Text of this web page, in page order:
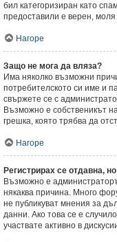
бил категоризиран като
предоставили е верен,
Нагоре
Защо не мога да вляза?
Има няколко възможни
потребителското си име и
свържете се с
Възможно е собственикът
грешка, която трябва да
Нагоре
Регистрирах се отдавна,
Възможно е
някаква причина. Много
не публикуват мнения за
данни. Ако това се е
участвате активно в